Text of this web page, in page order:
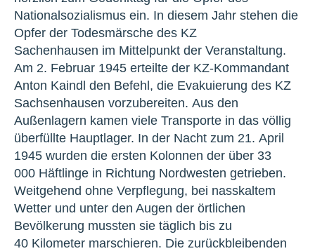
Nationalsozialismus ein. In diesem Jahr stehen die
Opfer der Todesmärsche des KZ
Sachenhausen im Mittelpunkt der Veranstaltung.
Am 2. Februar 1945 erteilte der KZ-Kommandant
Anton Kaindl den Befehl, die Evakuierung des KZ
Sachsenhausen vorzubereiten. Aus den
Außenlagern kamen viele Transporte in das völlig
überfüllte Hauptlager. In der Nacht zum 21. April
1945 wurden die ersten Kolonnen der über 33
000 Häftlinge in Richtung Nordwesten getrieben.
Weitgehend ohne Verpflegung, bei nasskaltem
Wetter und unter den Augen der örtlichen
Bevölkerung mussten sie täglich bis zu
40 Kilometer marschieren. Die zurückbleibenden